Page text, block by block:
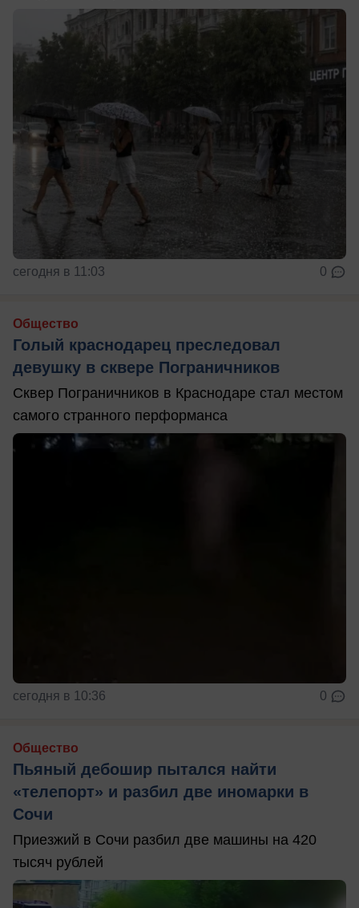
сегодня в 11:03 0
Общество
Голый краснодарец преследовал
девушку в сквере Пограничников
Сквер Пограничников в Краснодаре стал местом
самого странного перформанса
сегодня в 10:36 0
Общество
Пьяный дебошир пытался найти
«телепорт» и разбил две иномарки в
Сочи
Приезжий в Сочи разбил две машины на 420
тысяч рублей